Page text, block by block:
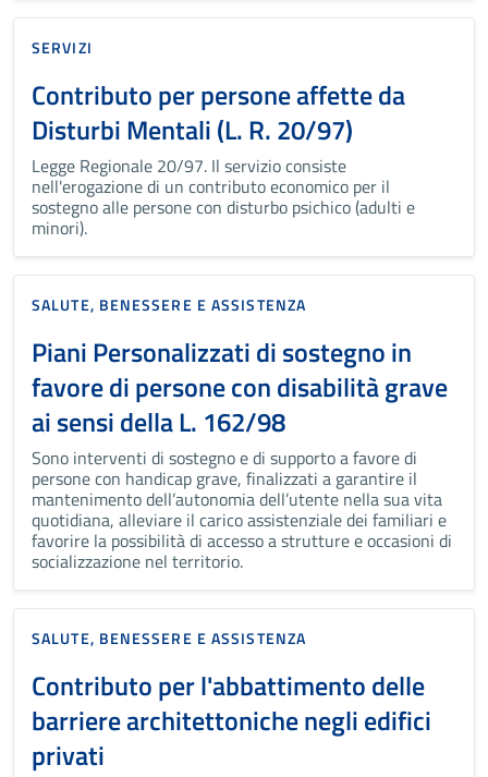
SERVIZI
Contributo per persone affette da
Disturbi Mentali (L. R. 20/97)
Legge Regionale 20/97. Il servizio consiste
nell'erogazione di un contributo economico per il
sostegno alle persone con disturbo psichico (adulti e
minori).
SALUTE, BENESSERE E ASSISTENZA
Piani Personalizzati di sostegno in
favore di persone con disabilità grave
ai sensi della L. 162/98
Sono interventi di sostegno e di supporto a favore di
persone con handicap grave, finalizzati a garantire il
mantenimento dell’autonomia dell’utente nella sua vita
quotidiana, alleviare il carico assistenziale dei familiari e
favorire la possibilità di accesso a strutture e occasioni di
socializzazione nel territorio.
SALUTE, BENESSERE E ASSISTENZA
Contributo per l'abbattimento delle
barriere architettoniche negli edifici
privati